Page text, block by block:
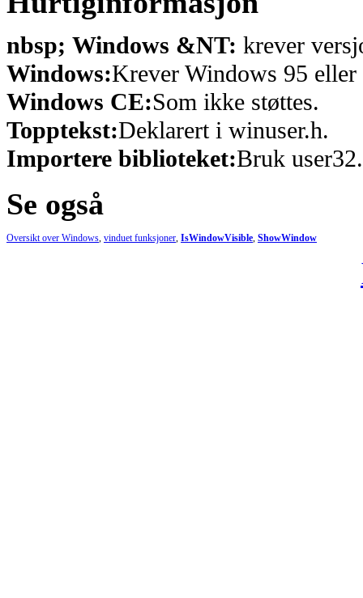
nbsp; Windows &NT: krever
Windows:Krever Windows 95 eller
Windows CE:Som ikke støttes.
Topptekst:Deklarert i winuser.h.
Importere biblioteket:Bruk
Se også
Oversikt over Windows, vinduet funksjoner, IsWindowVisible, ShowWindow